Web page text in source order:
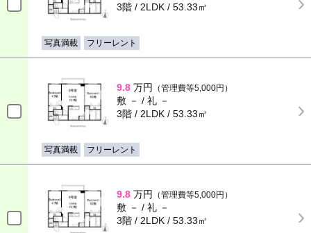
3階 / 2LDK / 53.33㎡
写真満載 フリーレント
9.8 万円 （管理費等5,000円）
敷 － / 礼 －
3階 / 2LDK / 53.33㎡
写真満載 フリーレント
9.8 万円 （管理費等5,000円）
敷 － / 礼 －
3階 / 2LDK / 53.33㎡